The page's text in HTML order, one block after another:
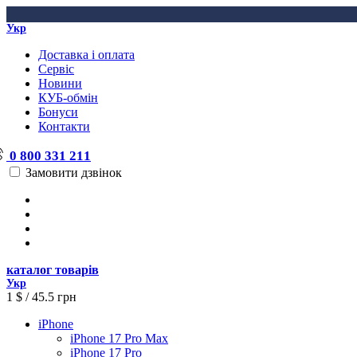
Укр
Доставка і оплата
Сервіс
Новини
КУБ-обмін
Бонуси
Контакти
0 800 331 211
Замовити дзвінок
каталог товарів
Укр
1 $ / 45.5 грн
iPhone
iPhone 17 Pro Max
iPhone 17 Pro